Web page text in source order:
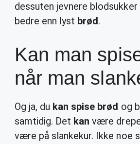
dessuten jevnere
bedre enn lyst brød.
Kan man
når man
Og ja, du kan spise brød og
samtidig. Det kan være
være på slankekur. Ikke noe